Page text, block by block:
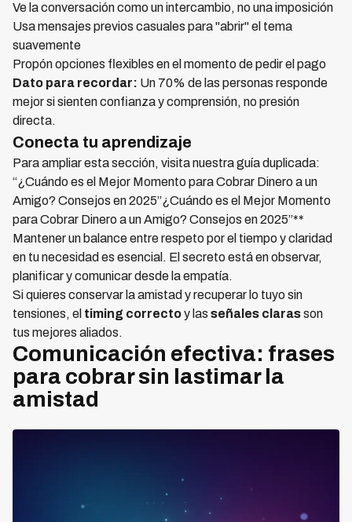
Ve la conversación como un intercambio, no una imposición
Usa mensajes previos casuales para "abrir" el tema
suavemente
Propón opciones flexibles en el momento de pedir el pago
Dato para recordar: Un 70% de las personas responde
mejor si sienten confianza y comprensión, no presión
directa.
Conecta tu aprendizaje
Para ampliar esta sección, visita nuestra guía duplicada:
“¿Cuándo es el Mejor Momento para Cobrar Dinero a un
Amigo? Consejos en 2025”¿Cuándo es el Mejor Momento
para Cobrar Dinero a un Amigo? Consejos en 2025”**
Mantener un balance entre respeto por el tiempo y claridad
en tu necesidad es esencial. El secreto está en observar,
planificar y comunicar desde la empatía.
Si quieres conservar la amistad y recuperar lo tuyo sin
tensiones, el timing correctoy las señales clarasson
tus mejores aliados.
Comunicación efectiva: frases
para cobrar sin lastimar la
amistad